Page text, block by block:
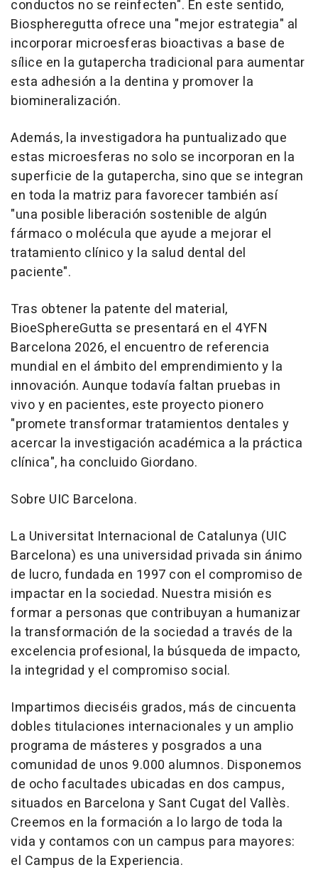
conductos no se reinfecten". En este sentido,
Biospheregutta ofrece una "mejor estrategia" al
incorporar microesferas bioactivas a base de
sílice en la gutapercha tradicional para aumentar
esta adhesión a la dentina y promover la
biomineralización.
Además, la investigadora ha puntualizado que
estas microesferas no solo se incorporan en la
superficie de la gutapercha, sino que se integran
en toda la matriz para favorecer también así
"una posible liberación sostenible de algún
fármaco o molécula que ayude a mejorar el
tratamiento clínico y la salud dental del
paciente".
Tras obtener la patente del material,
BioeSphereGutta se presentará en el 4YFN
Barcelona 2026, el encuentro de referencia
mundial en el ámbito del emprendimiento y la
innovación. Aunque todavía faltan pruebas in
vivo y en pacientes, este proyecto pionero
"promete transformar tratamientos dentales y
acercar la investigación académica a la práctica
clínica", ha concluido Giordano.
Sobre UIC Barcelona.
La Universitat Internacional de Catalunya (UIC
Barcelona) es una universidad privada sin ánimo
de lucro, fundada en 1997 con el compromiso de
impactar en la sociedad. Nuestra misión es
formar a personas que contribuyan a humanizar
la transformación de la sociedad a través de la
excelencia profesional, la búsqueda de impacto,
la integridad y el compromiso social.
Impartimos dieciséis grados, más de cincuenta
dobles titulaciones internacionales y un amplio
programa de másteres y posgrados a una
comunidad de unos 9.000 alumnos. Disponemos
de ocho facultades ubicadas en dos campus,
situados en Barcelona y Sant Cugat del Vallès.
Creemos en la formación a lo largo de toda la
vida y contamos con un campus para mayores:
el Campus de la Experiencia.